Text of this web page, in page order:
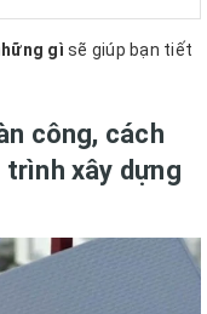
gì sẽ giúp bạn tiết
công, cách
trình xây dựng